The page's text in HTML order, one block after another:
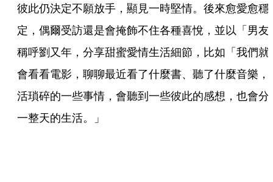
彼此仍決定不願放手，顯見一時堅情。後來愈愛愈穩
定，偶爾受訪還是會掩飾不住各種喜悅，並以「男友
稱呼劉又年，分享甜蜜愛情生活細節，比如「我們就
會看看電影，聊聊最近看了什麼書、聽了什麼音樂，
活瑣碎的一些事情，會聽到一些彼此的感想，也會分
一整天的生活。」